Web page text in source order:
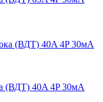
(ВДТ) 40A 4P 30мА